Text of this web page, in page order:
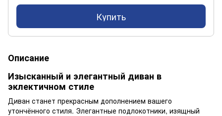
Купить
Описание
Изысканный и элегантный диван в
эклектичном стиле
Диван станет прекрасным дополнением вашего
утончённого стиля. Элегантные подлокотники, изящный